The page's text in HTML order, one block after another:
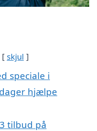
skjul
speciale i
hjælpe
tilbud på